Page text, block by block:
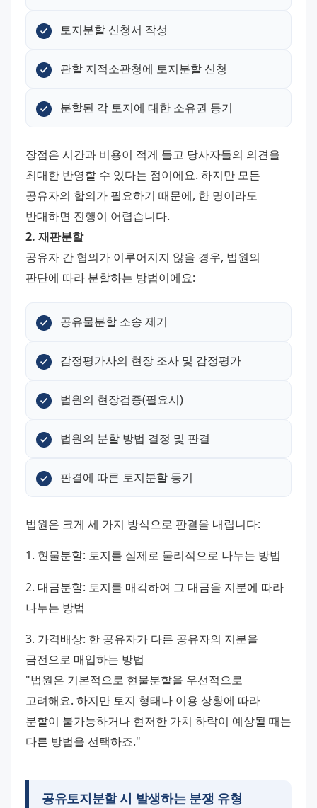
토지분할 신청서 작성
관할 지적소관청에 토지분할 신청
분할된 각 토지에 대한 소유권 등기
장점은 시간과 비용이 적게 들고 당사자들의 의견을
최대한 반영할 수 있다는 점이에요. 하지만 모든
공유자의 합의가 필요하기 때문에, 한 명이라도
반대하면 진행이 어렵습니다.
2. 재판분할
공유자 간 협의가 이루어지지 않을 경우, 법원의
판단에 따라 분할하는 방법이에요:
공유물분할 소송 제기
감정평가사의 현장 조사 및 감정평가
법원의 현장검증(필요시)
법원의 분할 방법 결정 및 판결
판결에 따른 토지분할 등기
법원은 크게 세 가지 방식으로 판결을 내립니다:
1. 현물분할: 토지를 실제로 물리적으로 나누는 방법
2. 대금분할: 토지를 매각하여 그 대금을 지분에 따라
나누는 방법
3. 가격배상: 한 공유자가 다른 공유자의 지분을
금전으로 매입하는 방법
"법원은 기본적으로 현물분할을 우선적으로
고려해요. 하지만 토지 형태나 이용 상황에 따라
분할이 불가능하거나 현저한 가치 하락이 예상될 때는
다른 방법을 선택하죠."
공유토지분할 시 발생하는 분쟁 유형